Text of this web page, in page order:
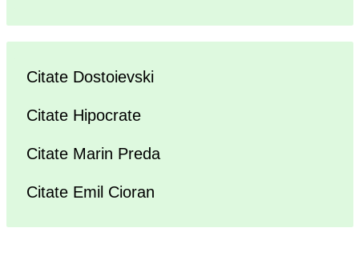
Citate Dostoievski
Citate Hipocrate
Citate Marin Preda
Citate Emil Cioran